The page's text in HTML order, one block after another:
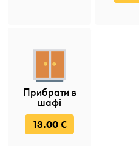
Прибрати в
шафі
13.00 €